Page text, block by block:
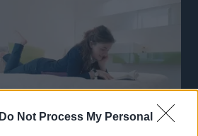
Do Not Process My Personal